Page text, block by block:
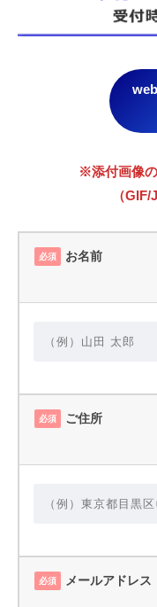
※添付画像の
（
必須 お名前
必須 ご住所
必須 メールアドレス